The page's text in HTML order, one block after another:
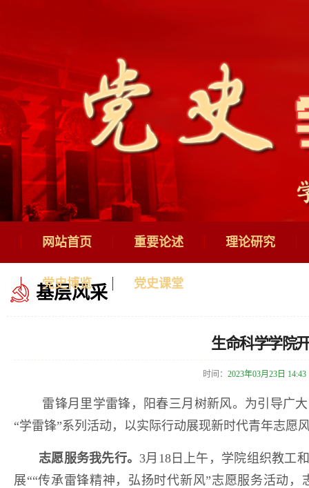
网站首页 重要论述 理论研究
党史博览 党史课堂
基层风采
生命科学学院
时间： 2023年03月23日 14:43
雷锋月里学雷锋，阳春三月树新风。为引导广
“学雷锋”系列活动，以实际行动展现新时代青年志愿
志愿服务我先行。 3月18日上午，学院组织教工
展““传承雷锋精神，弘扬时代新风”志愿服务活动